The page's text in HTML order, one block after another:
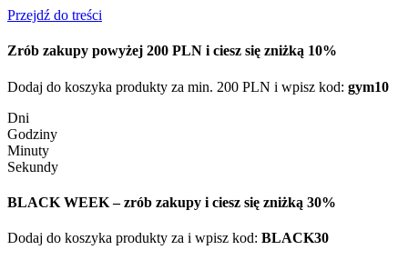
Przejdź do treści
Zrób zakupy powyżej 200 PLN i ciesz się zniżką 10%
Dodaj do koszyka produkty za min. 200 PLN i wpisz kod: gym10
Dni
Godziny
Minuty
Sekundy
BLACK WEEK – zrób zakupy i ciesz się zniżką 30%
Dodaj do koszyka produkty za i wpisz kod: BLACK30